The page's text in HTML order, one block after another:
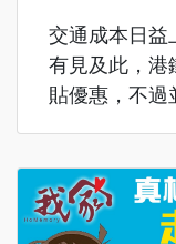
交通成本日益
有見及此，港
貼優惠，不過